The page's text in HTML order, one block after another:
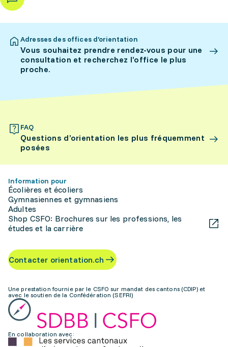
Adresses des offices d’orientation
Vous souhaitez prendre rendez-vous pour une
consultation et recherchez l’office le plus
proche.
FAQ
Questions d’orientation les plus fréquemment
posées
Information pour
Écolières et écoliers
Gymnasiennes et gymnasiens
Adultes
Shop CSFO: Brochures sur les professions, les
études et la carrière
Contacter orientation.ch
Une prestation fournie par le CSFO sur mandat des cantons (CDIP) et
avec le soutien de la Confédération (SEFRI)
En collaboration avec: